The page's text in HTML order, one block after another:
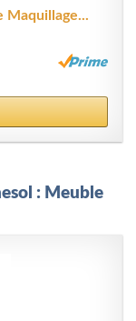
Maquillage...
: Meuble